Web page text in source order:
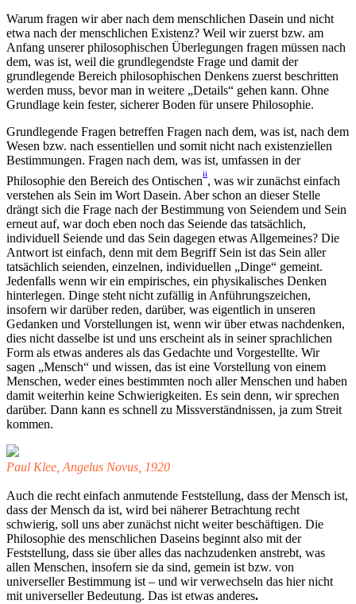
Warum fragen wir aber nach dem menschlichen Dasein und nicht
etwa nach der menschlichen Existenz? Weil wir zuerst bzw. am
Anfang unserer philosophischen Überlegungen fragen müssen nach
dem, was ist, weil die grundlegendste Frage und damit der
grundlegende Bereich philosophischen Denkens zuerst beschritten
werden muss, bevor man in weitere „Details“ gehen kann. Ohne
Grundlage kein fester, sicherer Boden für unsere Philosophie.
Grundlegende Fragen betreffen Fragen nach dem, was ist, nach dem
Wesen bzw. nach essentiellen und somit nicht nach existenziellen
Bestimmungen. Fragen nach dem, was ist, umfassen in der
Philosophie den Bereich des Ontischen
ii
, was wir zunächst einfach
verstehen als Sein im Wort Dasein. Aber schon an dieser Stelle
drängt sich die Frage nach der Bestimmung von Seiendem und Sein
erneut auf, war doch eben noch das Seiende das tatsächlich,
individuell Seiende und das Sein dagegen etwas Allgemeines? Die
Antwort ist einfach, denn mit dem Begriff Sein ist das Sein aller
tatsächlich seienden, einzelnen, individuellen „Dinge“ gemeint.
Jedenfalls wenn wir ein empirisches, ein physikalisches Denken
hinterlegen. Dinge steht nicht zufällig in Anführungszeichen,
insofern wir darüber reden, darüber, was eigentlich in unseren
Gedanken und Vorstellungen ist, wenn wir über etwas nachdenken,
dies nicht dasselbe ist und uns erscheint als in seiner sprachlichen
Form als etwas anderes als das Gedachte und Vorgestellte. Wir
sagen „Mensch“ und wissen, das ist eine Vorstellung von einem
Menschen, weder eines bestimmten noch aller Menschen und haben
damit weiterhin keine Schwierigkeiten. Es sein denn, wir sprechen
darüber. Dann kann es schnell zu Missverständnissen, ja zum Streit
kommen.
Paul Klee, Angelus Novus, 1920
Auch die recht einfach anmutende Feststellung, dass der Mensch ist,
dass der Mensch da ist, wird bei näherer Betrachtung recht
schwierig, soll uns aber zunächst nicht weiter beschäftigen. Die
Philosophie des menschlichen Daseins beginnt also mit der
Feststellung, dass sie über alles das nachzudenken anstrebt, was
allen Menschen, insofern sie da sind, gemein ist bzw. von
universeller Bestimmung ist – und wir verwechseln das hier nicht
mit universeller Bedeutung. Das ist etwas anderes.